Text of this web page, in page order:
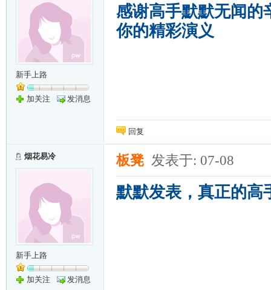
新手上路
加关注 发消息
感谢高手默默无闻的
你的精彩演义
回复
烟花易冷
新手上路
加关注 发消息
板凳 发表于: 07-08
默默发表，真正的高